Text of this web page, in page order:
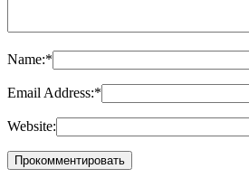
Name:*
Email Address:*
Website: